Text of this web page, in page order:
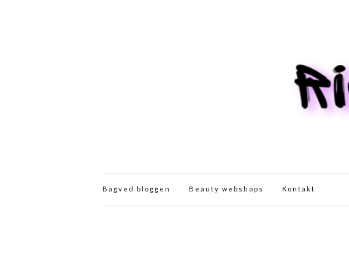
Bagved bloggen Beauty webshops Kontakt